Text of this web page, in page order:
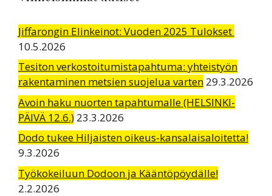
Jiffarongin Elinkeinot: Vuoden 2025 Tulokset
10.5.2026
Tesiton verkostoitumistapahtuma: yhteistyön
rakentaminen metsien suojelua varten 29.3.2026
Avoin haku nuorten tapahtumalle (HELSINKI-
PÄIVÄ 12.6.) 23.3.2026
Dodo tukee Hiljaisten oikeus-kansalaisaloitetta!
9.3.2026
Työkokeiluun Dodoon ja Kääntöpöydälle!
2.2.2026